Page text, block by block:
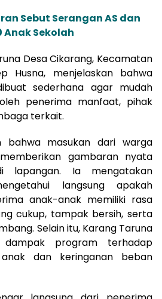
Sebut Serangan AS dan
Anak Sekolah
Desa Cikarang, Kecamatan
Husna, menjelaskan bahwa
sederhana agar mudah
penerima manfaat, pihak
terkait.
bahwa masukan dari warga
gambaran nyata
lapangan. Ia mengatakan
langsung apakah
anak-anak memiliki rasa
cukup, tampak bersih, serta
Selain itu, Karang Taruna
dampak program terhadap
dan keringanan beban